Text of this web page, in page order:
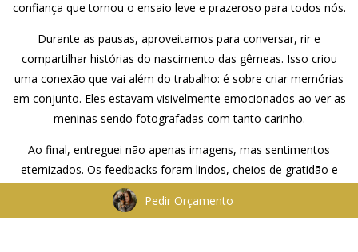
confiança que tornou o ensaio leve e prazeroso para todos nós.
Durante as pausas, aproveitamos para conversar, rir e
compartilhar histórias do nascimento das gêmeas. Isso criou
uma conexão que vai além do trabalho: é sobre criar memórias
em conjunto. Eles estavam visivelmente emocionados ao ver as
meninas sendo fotografadas com tanto carinho.
Ao final, entreguei não apenas imagens, mas sentimentos
eternizados. Os feedbacks foram lindos, cheios de gratidão e
emoção. Saber que essas fotos serão parte da história da
família me enche de propósito e reforça a beleza de trabalhar
Pedir Orçamento